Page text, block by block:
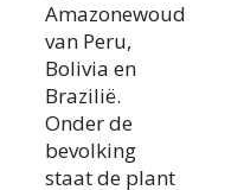
Amazonewoud
van Peru,
Bolivia en
Brazilië.
Onder de
bevolking
staat de plant